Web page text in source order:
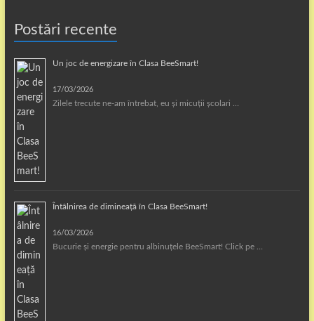
Postări recente
Un joc de energizare în Clasa BeeSmart!
17/03/2026
Zilele trecute ne-am întrebat, eu și micuții școlari …
Întâlnirea de dimineață în Clasa BeeSmart!
16/03/2026
Bucurie și energie pentru albinuțele BeeSmart! Click pe …